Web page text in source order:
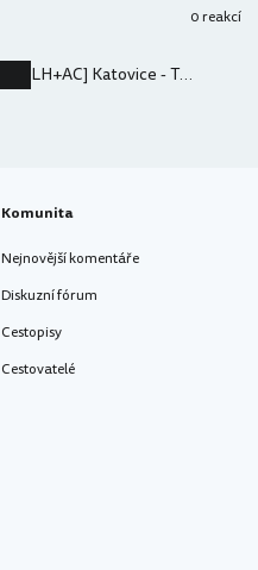
0 reakcí
[LH+AC] Katovice - Toronto (Island) 8.008 Kč
Komunita
Nejnovější komentáře
Diskuzní fórum
Cestopisy
Cestovatelé